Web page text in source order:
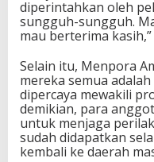
diperintahkan oleh
sungguh-sungguh.
mau berterima
Selain itu, Menpora
mereka semua
dipercaya mewakili
demikian, para
untuk menjaga
sudah didapatkan
kembali ke daerah